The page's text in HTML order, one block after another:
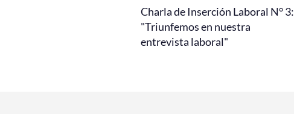
Charla de Inserción Laboral N° 3:
"Triunfemos en nuestra
entrevista laboral"